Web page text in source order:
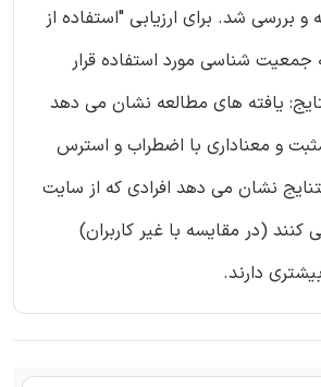
ترجمه و بررسی شد. برای ارزیابی "استفاده از
شناسی مورد استفاده قرار
یافته های مطالعه نشان می دهد
و معناداری با اضطراب و استرس
نشان می دهد افرادی که از سایت
(در مقایسه با غیر کاربران)
دارند.